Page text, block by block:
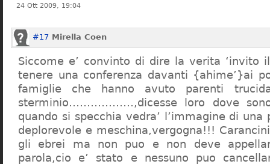
24 Ott 2009, 19:04
#17 Mirella Coen
Siccome e’ convinto di dire la verita ‘invito
tenere una conferenza davanti {ahime’}ai
famiglie che hanno avuto parenti
sterminio………………,dicesse loro dove
quando si specchia vedra’ l’immagine di una
deplorevole e meschina,vergogna!!!
gli ebrei ma non puo e non deve
parola,cio e’ stato e nessuno puo